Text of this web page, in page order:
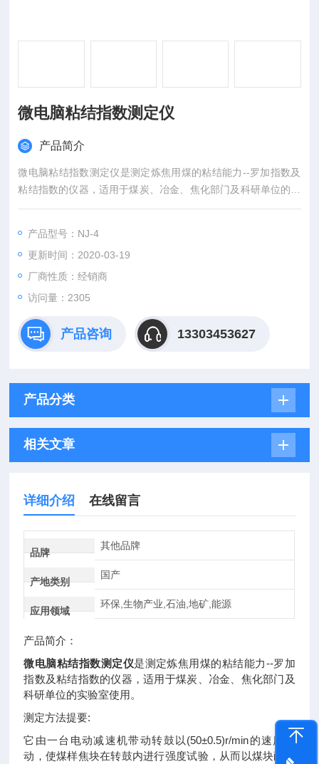
微电脑粘结指数测定仪
产品简介
微电脑粘结指数测定仪是测定炼焦用煤的粘结能力--罗加指数及
粘结指数的仪器，适用于煤炭、冶金、焦化部门及科研单位的实
验室使用。由一台电动减速机带动转鼓以（50±0.5）r/min的速
度--即对破坏抗力的大小表示试样的粘结能力。
产品型号：NJ-4
更新时间：2020-03-19
厂商性质：经销商
访问量：2305
产品咨询 13303453627
产品分类
相关文章
详细介绍 在线留言
品牌
其他品牌
产地类别
国产
应用领域
环保,生物产业,石油,地矿,能源
产品简介：
微电脑粘结指数测定仪是测定炼焦用煤的粘结能力--罗加
指数及粘结指数的仪器，适用于煤炭、冶金、焦化部门及
科研单位的实验室使用。
测定方法提要:
它由一台电动减速机带动转鼓以(50±0.5)r/min的速度转
动，使煤样焦块在转鼓内进行强度试验，从而以煤块耐磨